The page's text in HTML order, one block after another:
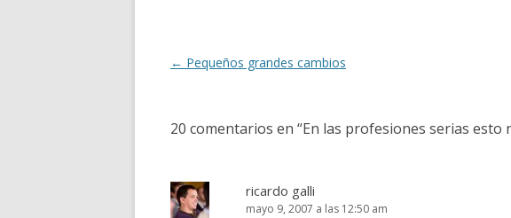
Navegación
← Pequeños grandes cambios
20 comentarios en “En las profesiones serias esto
ricardo galli
mayo 9, 2007 a las 12:50 am